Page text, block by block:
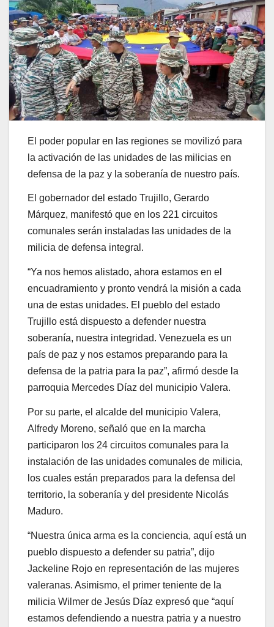
El poder popular en las regiones se movilizó para
la activación de las unidades de las milicias en
defensa de la paz y la soberanía de nuestro país.
El gobernador del estado Trujillo, Gerardo
Márquez, manifestó que en los 221 circuitos
comunales serán instaladas las unidades de la
milicia de defensa integral.
“Ya nos hemos alistado, ahora estamos en el
encuadramiento y pronto vendrá la misión a cada
una de estas unidades. El pueblo del estado
Trujillo está dispuesto a defender nuestra
soberanía, nuestra integridad. Venezuela es un
país de paz y nos estamos preparando para la
defensa de la patria para la paz”, afirmó desde la
parroquia Mercedes Díaz del municipio Valera.
Por su parte, el alcalde del municipio Valera,
Alfredy Moreno, señaló que en la marcha
participaron los 24 circuitos comunales para la
instalación de las unidades comunales de milicia,
los cuales están preparados para la defensa del
territorio, la soberanía y del presidente Nicolás
Maduro.
“Nuestra única arma es la conciencia, aquí está un
pueblo dispuesto a defender su patria”, dijo
Jackeline Rojo en representación de las mujeres
valeranas. Asimismo, el primer teniente de la
milicia Wilmer de Jesús Díaz expresó que “aquí
estamos defendiendo a nuestra patria y a nuestro